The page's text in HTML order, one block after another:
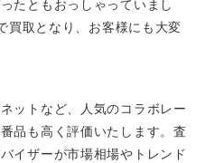
たともおっしゃっていまし
買取となり、お客様にも大変
ットなど、人気のコラボレー
品も高く評価いたします。査
イザーが市場相場やトレンド